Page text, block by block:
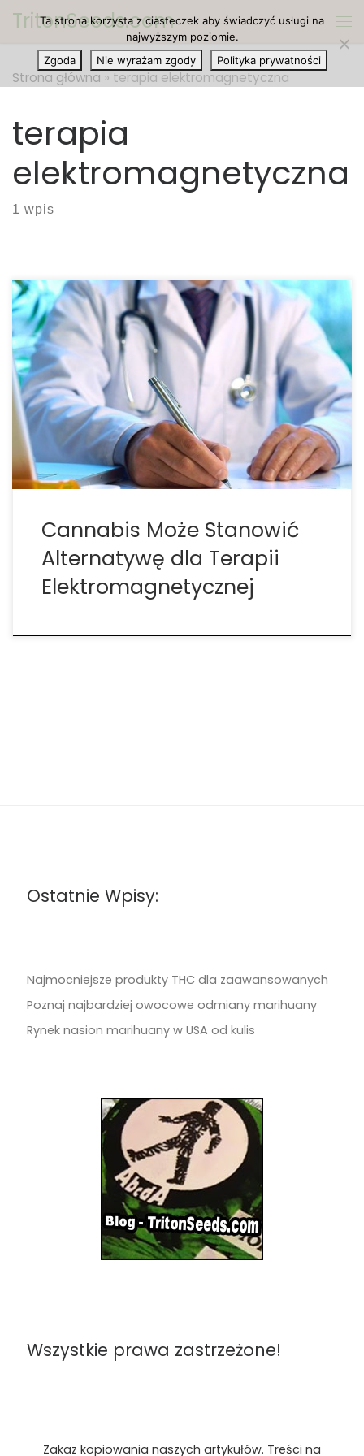
Przejdź do treści
TritonSeeds.com
Strona główna » terapia elektromagnetyczna
terapia
elektromagnetyczna
1 wpis
Nowe badanie analizujące skutki powtarzalnej
przezczaszkowej stymulacji magnetycznej lub
terapii elektromagnetycznej ujawniło, że konopie
indyjskie mogą stanowić alternatywną opcję
leczenia dla osób cierpiących na chroniczny,
nieprzewidywalny stres. Naukowcy z Wydziału
Psychiatrii, Oddziału Anestezjologii i Instytutu
Neuronauki Szpitala w Xijing, Czwartego […]
Cannabis Może Stanowić
Alternatywę dla Terapii
Elektromagnetycznej
Ostatnie Wpisy:
Najmocniejsze produkty THC dla zaawansowanych
Poznaj najbardziej owocowe odmiany marihuany
Rynek nasion marihuany w USA od kulis
Wszystkie prawa zastrzeżone!
Zakaz kopiowania naszych artykułów. Treści na
Ta strona korzysta z ciasteczek aby świadczyć usługi na
najwyższym poziomie.
Zgoda
Nie wyrażam zgody Polityka prywatności